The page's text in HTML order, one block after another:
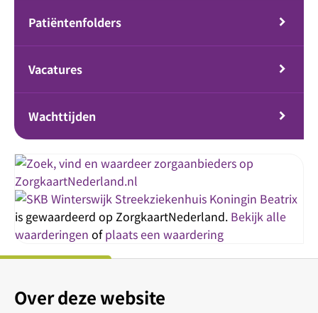
Patiëntenfolders
Vacatures
Wachttijden
Streekziekenhuis Koningin Beatrix
is gewaardeerd op ZorgkaartNederland. Bekijk alle
waarderingen ofplaats een waardering
Over deze website